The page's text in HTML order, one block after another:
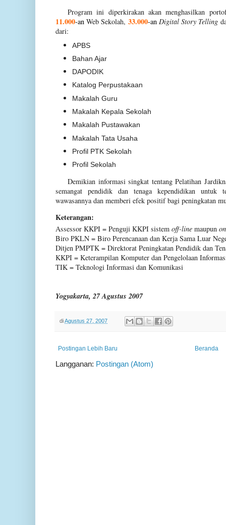
Program ini diperkirakan akan menghasilkan
11.000-an Web Sekolah, 33.000-an Digital Story Telling
dari:
APBS
Bahan Ajar
DAPODIK
Katalog Perpustakaan
Makalah Guru
Makalah Kepala Sekolah
Makalah Pustawakan
Makalah Tata Usaha
Profil PTK Sekolah
Profil Sekolah
Demikian informasi singkat tentang Pelatihan
semangat pendidik dan tenaga kependidikan untuk
wawasannya dan memberi efek positif bagi peningkatan
Keterangan:
Assessor KKPI = Penguji KKPI sistem off-line maupun
Biro PKLN = Biro Perencanaan dan Kerja Sama Luar
Ditjen PMPTK = Direktorat Peningkatan Pendidik dan
KKPI = Keterampilan Komputer dan Pengelolaan
TIK = Teknologi Informasi dan Komunikasi
Yogyakarta, 27 Agustus 2007
diAgustus 27, 2007
Postingan Lebih Baru Beranda
Langganan: Postingan (Atom)